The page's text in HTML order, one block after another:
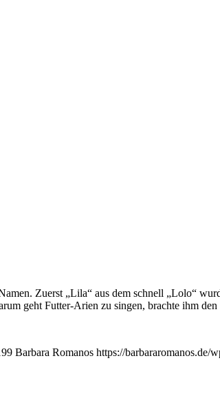
Zuerst „Lila“ aus dem schnell „Lolo“
geht Futter-Arien zu singen, brachte ihm
Barbara Romanos https://barbararomanos.de/